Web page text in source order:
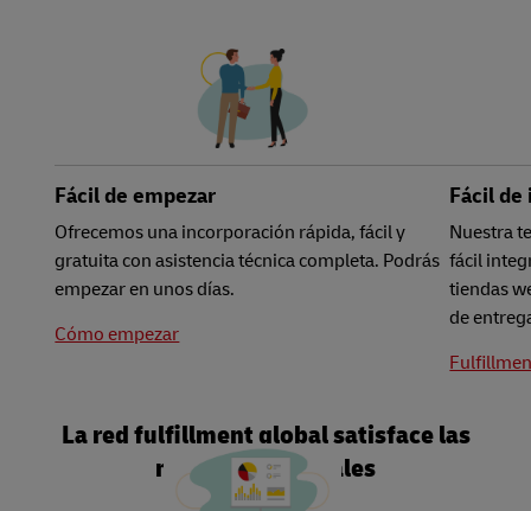
Fácil de empezar
Ofrecemos una incorporación rápida, fácil y
gratuita con asistencia técnica completa. Podrás
empezar en unos días.
Cómo empezar
Fácil
Nuestra
fácil
tiendas
de
La red fulfillment global satisface las
necesidades locales